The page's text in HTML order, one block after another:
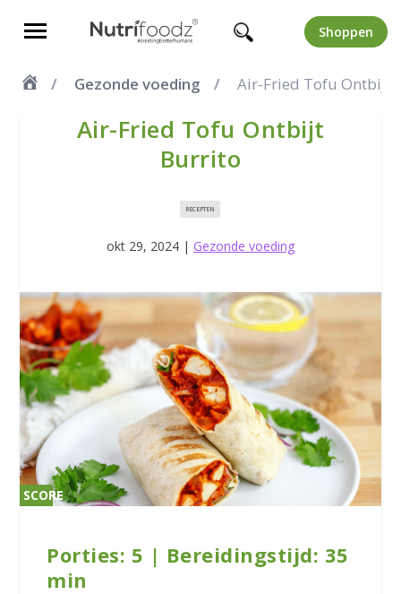
Shoppen
Gezonde voeding Air-Fried Tofu Ontbijt
Air-Fried Tofu Ontbijt
Burrito
RECEPTEN
okt 29, 2024 | Gezonde voeding
SCORE
SCORE
Porties: 5 | Bereidingstijd: 35
min